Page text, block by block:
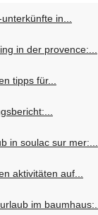
in...
in der provence:...
tipps für...
in soulac sur mer:...
aktivitäten auf...
im baumhaus:...